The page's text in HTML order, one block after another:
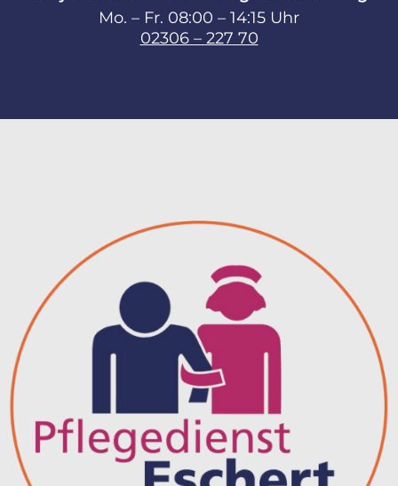
Mo. – Fr. 08:00 – 14:15 Uhr
02306 – 227 70